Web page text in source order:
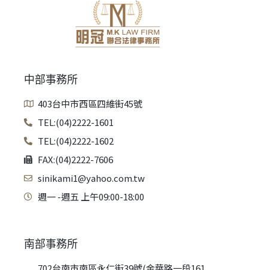
中部事務所
403台中市西區四維街45號
TEL:(04)2222-1601
TEL:(04)2222-1602
FAX:(04)2222-7606
sinikami1@yahoo.com.tw
週一 -週五 上午09:00-18:00
南部事務所